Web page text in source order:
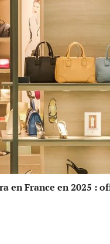
en France en 2025 :